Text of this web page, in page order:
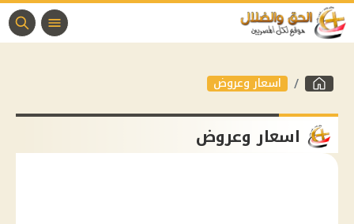
اسعار وعروض
اسعار وعروض